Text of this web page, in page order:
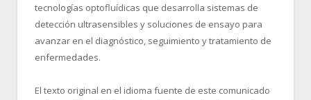
tecnologías optofluídicas que desarrolla sistemas de
detección ultrasensibles y soluciones de ensayo para
avanzar en el diagnóstico, seguimiento y tratamiento de
enfermedades.
El texto original en el idioma fuente de este comunicado